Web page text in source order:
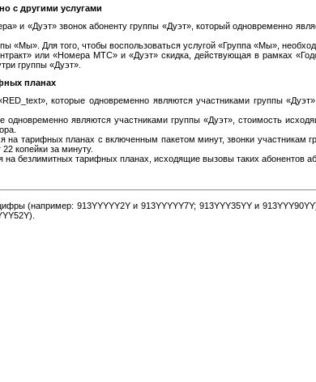
с другими услугами
и «Дуэт» звонок абоненту группы «Дуэт», который одновременно
«Мы». Для того, чтобы воспользоваться услугой «Группа «Мы»,
или «Номера МТС» и «Дуэт» скидка, действующая в рамках
группы «Дуэт».
планах
которые одновременно являются участниками группы
являются участниками группы «Дуэт», стоимость
на тарифных планах с включенным пакетом минут, звонки участникам
копейки за минуту.
безлимитных тарифных планах, исходящие вызовы таких абонентов
(например: 913YYYYY2Y и 913YYYYY7Y; 913YYY35YY и